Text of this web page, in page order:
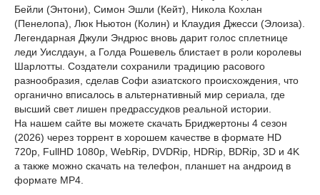
Бейли (Энтони), Симон Эшли (Кейт), Никола Кохлан
(Пенелопа), Люк Ньютон (Колин) и Клаудия Джесси (Элоиза).
Легендарная Джули Эндрюс вновь дарит голос сплетнице
леди Уислдаун, а Голда Рошевель блистает в роли королевы
Шарлотты. Создатели сохранили традицию расового
разнообразия, сделав Софи азиатского происхождения, что
органично вписалось в альтернативный мир сериала, где
высший свет лишен предрассудков реальной истории.
На нашем сайте вы можете скачать Бриджертоны 4 сезон
(2026) через торрент в хорошем качестве в формате HD
720p, FullHD 1080p, WebRip, DVDRip, HDRip, BDRip, 3D и 4K
а также можно скачать на телефон, планшет на андроид в
формате MP4.